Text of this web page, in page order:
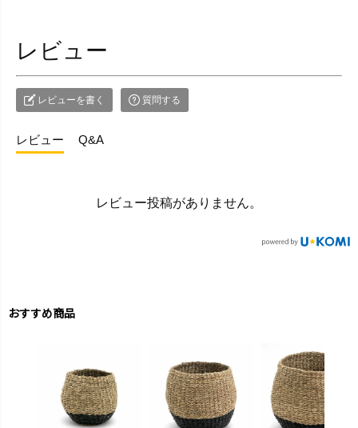
レビュー
レビューを書く 質問する
レビュー Q&A
レビュー投稿がありません。
おすすめ商品